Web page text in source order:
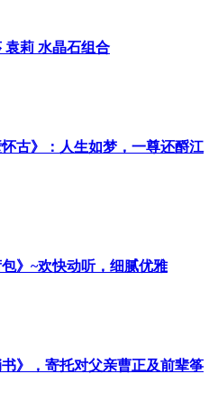
袁莉 水晶石组合
古》：人生如梦，一尊还酹江
》~欢快动听，细腻优雅
》，寄托对父亲曹正及前辈筝